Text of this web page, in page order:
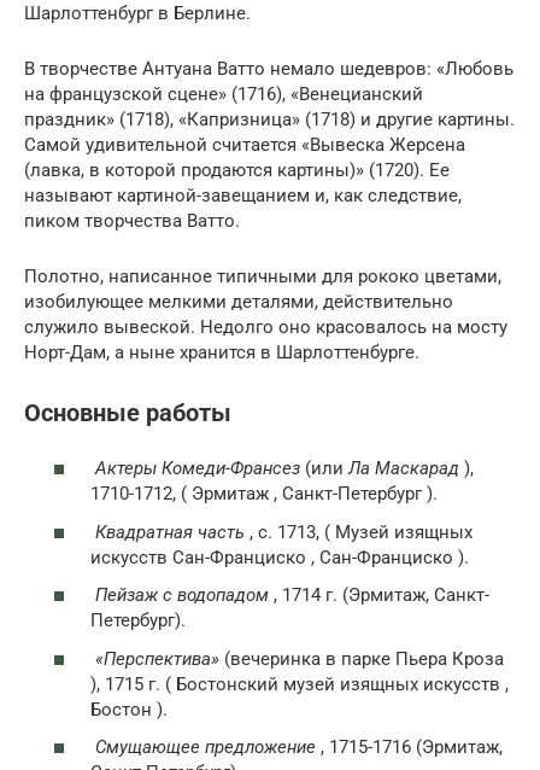
Шарлоттенбург в Берлине.
В творчестве Антуана Ватто немало шедевров: «Любовь
на французской сцене» (1716), «Венецианский
праздник» (1718), «Капризница» (1718) и другие картины.
Самой удивительной считается «Вывеска Жерсена
(лавка, в которой продаются картины)» (1720). Ее
называют картиной-завещанием и, как следствие,
пиком творчества Ватто.
Полотно, написанное типичными для рококо цветами,
изобилующее мелкими деталями, действительно
служило вывеской. Недолго оно красовалось на мосту
Норт-Дам, а ныне хранится в Шарлоттенбурге.
Основные работы
Актеры Комеди-Франсез (или Ла Маскарад ),
1710-1712, ( Эрмитаж , Санкт-Петербург ).
Квадратная часть , c. 1713, ( Музей изящных
искусств Сан-Франциско , Сан-Франциско ).
Пейзаж с водопадом , 1714 г. (Эрмитаж, Санкт-
Петербург).
«Перспектива» (вечеринка в парке Пьера Кроза
), 1715 г. ( Бостонский музей изящных искусств ,
Бостон ).
Смущающее предложение , 1715-1716 (Эрмитаж,